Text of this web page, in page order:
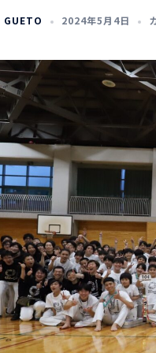
GUETO 2024年5月4日